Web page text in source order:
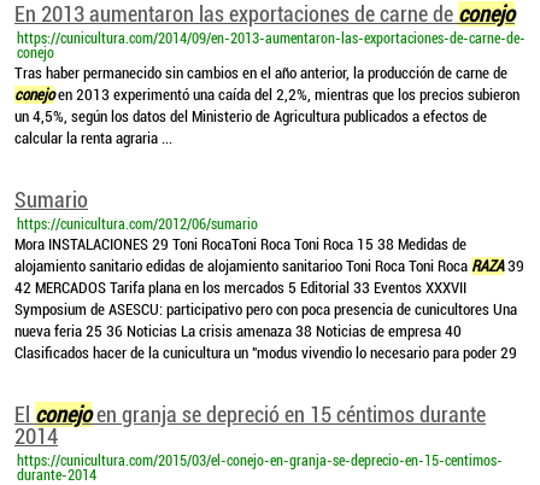
En 2013 aumentaron las exportaciones de carne de conejo
https://cunicultura.com/2014/09/en-2013-aumentaron-las-exportaciones-de-carne-de-
conejo
Tras haber permanecido sin cambios en el año anterior, la producción de carne de
conejoen 2013 experimentó una caída del 2,2%, mientras que los precios subieron
un 4,5%, según los datos del Ministerio de Agricultura publicados a efectos de
calcular la renta agraria ...
Sumario
https://cunicultura.com/2012/06/sumario
Mora INSTALACIONES 29 Toni RocaToni Roca Toni Roca 15 38 Medidas de
alojamiento sanitario edidas de alojamiento sanitarioo Toni Roca Toni Roca RAZA39
42 MERCADOS Tarifa plana en los mercados 5 Editorial 33 Eventos XXXVII
Symposium de ASESCU: participativo pero con poca presencia de cunicultores Una
nueva feria 25 36 Noticias La crisis amenaza 38 Noticias de empresa 40
Clasificados hacer de la cunicultura un "modus vivendio lo necesario para poder 29
El conejoen granja se depreció en 15 céntimos durante
2014
https://cunicultura.com/2015/03/el-conejo-en-granja-se-deprecio-en-15-centimos-
durante-2014